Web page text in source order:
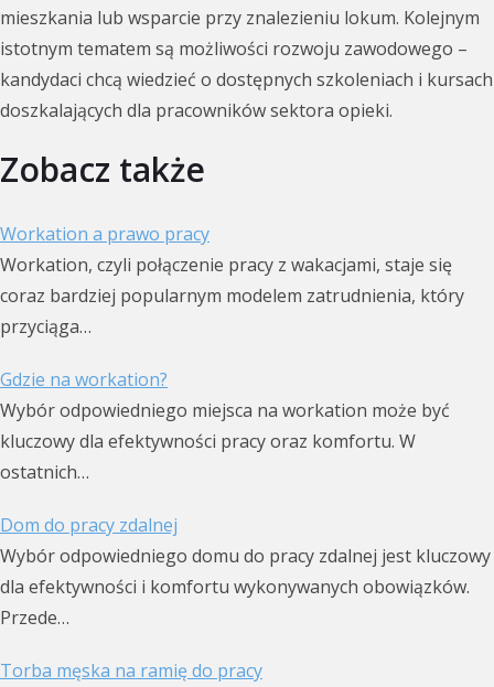
mieszkania lub wsparcie przy znalezieniu lokum. Kolejnym
istotnym tematem są możliwości rozwoju zawodowego –
kandydaci chcą wiedzieć o dostępnych szkoleniach i kursach
doszkalających dla pracowników sektora opieki.
Zobacz także
Workation a prawo pracy
Workation, czyli połączenie pracy z wakacjami, staje się
coraz bardziej popularnym modelem zatrudnienia, który
przyciąga…
Gdzie na workation?
Wybór odpowiedniego miejsca na workation może być
kluczowy dla efektywności pracy oraz komfortu. W
ostatnich…
Dom do pracy zdalnej
Wybór odpowiedniego domu do pracy zdalnej jest kluczowy
dla efektywności i komfortu wykonywanych obowiązków.
Przede…
Torba męska na ramię do pracy